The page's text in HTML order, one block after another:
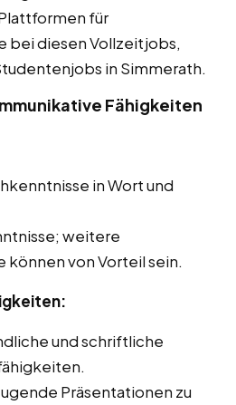
für
bei diesen Vollzeitjobs,
in Simmerath.
Fähigkeiten
in Wort und
weitere
können von Vorteil sein.
und schriftliche
Präsentationen zu